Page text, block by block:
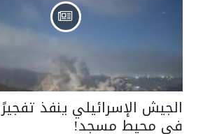
الجيش الإسرائيلي ينفذ
في محيط مسجد!